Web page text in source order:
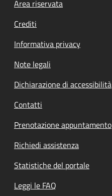
Area riservata
Crediti
Informativa privacy
Note legali
Dichiarazione di accessibilità
Contatti
Prenotazione appuntamento
Richiedi assistenza
Statistiche del portale
Leggi le FAQ